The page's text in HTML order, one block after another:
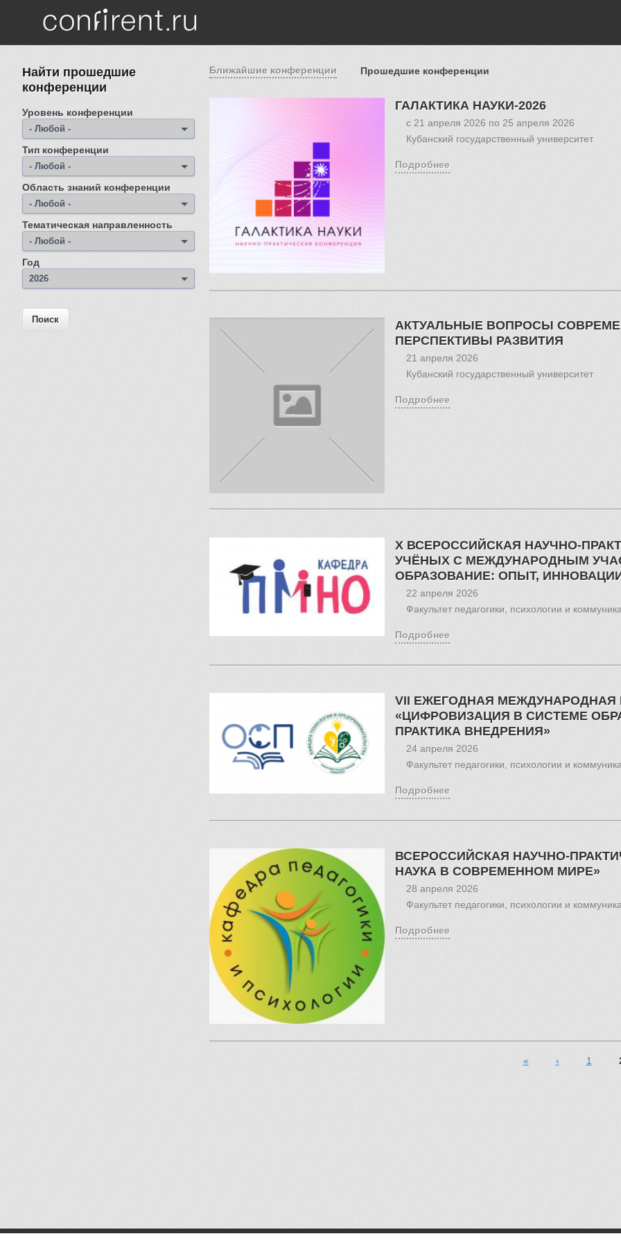
Перейти к основному содержанию
Ближайшие конференции Прошедшие конференции
ГАЛАКТИКА НАУКИ-2026
с 21 апреля 2026 по 25 апреля 2026
Кубанский государственный университет
Подробнее
АКТУАЛЬНЫЕ ВОПРОСЫ
ПЕРСПЕКТИВЫ РАЗВИТИЯ
21 апреля 2026
Кубанский государственный университет
Подробнее
X ВСЕРОССИЙСКАЯ НАУЧНО-
УЧЁНЫХ С МЕЖДУНАРОДНЫМ
ОБРАЗОВАНИЕ: ОПЫТ,
22 апреля 2026
Факультет педагогики, психологии и
Подробнее
VII ЕЖЕГОДНАЯ МЕЖДУНАРОДНАЯ
«ЦИФРОВИЗАЦИЯ В СИСТЕМЕ
ПРАКТИКА ВНЕДРЕНИЯ»
24 апреля 2026
Факультет педагогики, психологии и
Подробнее
ВСЕРОССИЙСКАЯ НАУЧНО-
НАУКА В СОВРЕМЕННОМ МИРЕ»
28 апреля 2026
Факультет педагогики, психологии и
Подробнее
« ‹ 1
Найти прошедшие
конференции
Уровень конференции
- Любой -
Тип конференции
- Любой -
Область знаний конференции
- Любой -
Тематическая направленность
- Любой -
Год
Год
2026